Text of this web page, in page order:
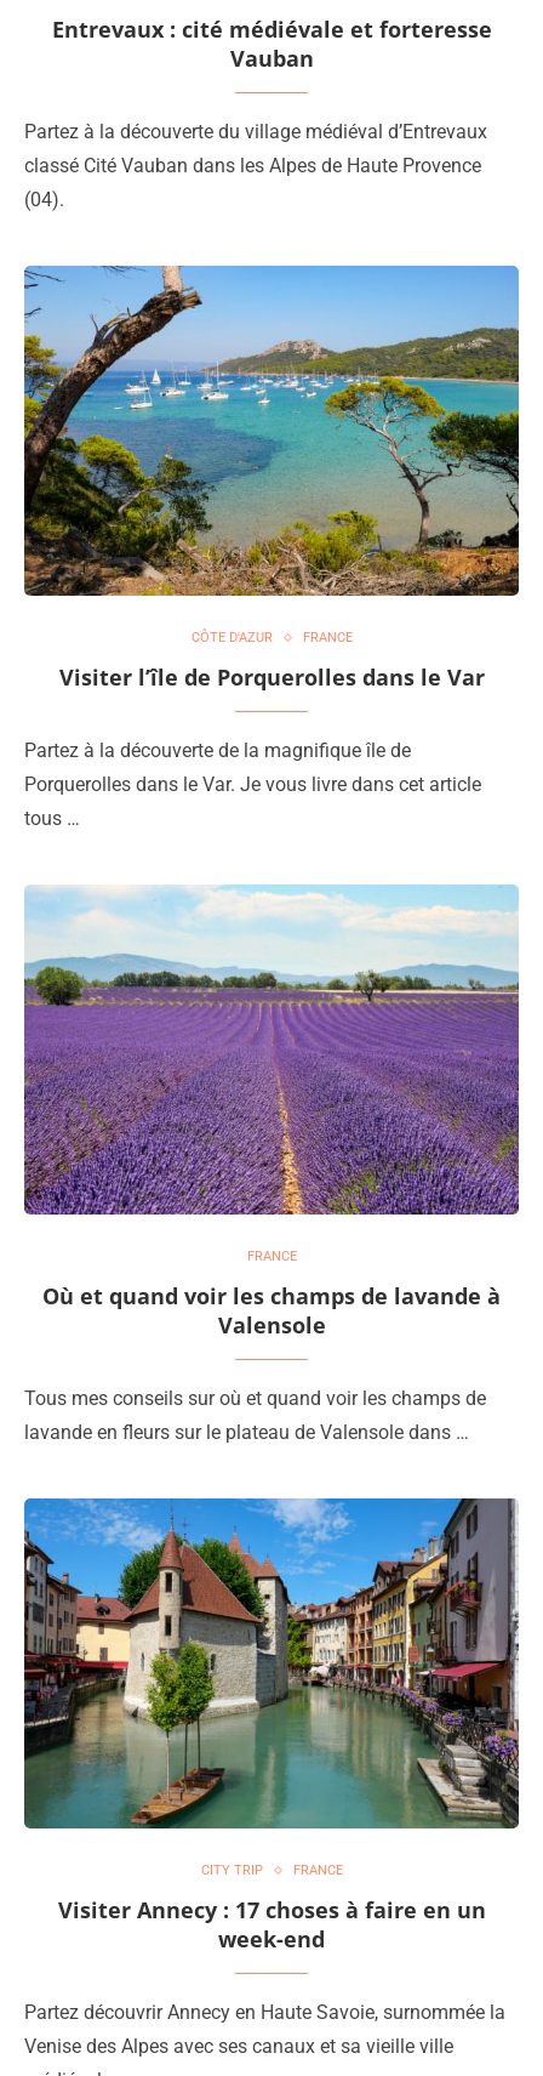
Entrevaux : cité médiévale et forteresse
Vauban
Partez à la découverte du village médiéval d’Entrevaux
classé Cité Vauban dans les Alpes de Haute Provence
(04).
CÔTE D'AZUR FRANCE
Visiter l’île de Porquerolles dans le Var
Partez à la découverte de la magnifique île de
Porquerolles dans le Var. Je vous livre dans cet article
tous …
FRANCE
Où et quand voir les champs de lavande à
Valensole
Tous mes conseils sur où et quand voir les champs de
lavande en fleurs sur le plateau de Valensole dans …
CITY TRIP FRANCE
Visiter Annecy : 17 choses à faire en un
week-end
Partez découvrir Annecy en Haute Savoie, surnommée la
Venise des Alpes avec ses canaux et sa vieille ville